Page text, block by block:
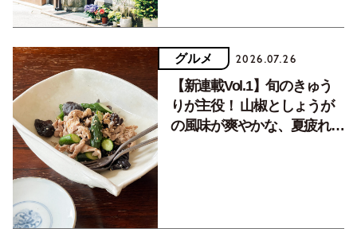
グルメ 2026.07.26
【新連載Vol.1】旬のきゅう
りが主役！ 山椒としょうが
の風味が爽やかな、夏疲れを